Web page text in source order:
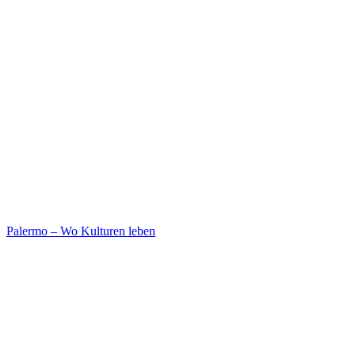
Palermo – Wo Kulturen leben